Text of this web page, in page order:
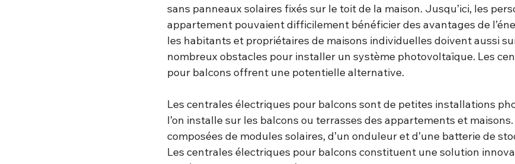
sans panneaux solaires fixés sur le toit de la maison. Jusqu’ici, les
appartement pouvaient difficilement bénéficier des avantages de
les habitants et propriétaires de maisons individuelles doivent aussi
nombreux obstacles pour installer un système photovoltaïque. Les
pour balcons offrent une potentielle alternative.
Les centrales électriques pour balcons sont de petites installations
l’on installe sur les balcons ou terrasses des appartements et
composées de modules solaires, d’un onduleur et d’une batterie de
Les centrales électriques pour balcons constituent une solution